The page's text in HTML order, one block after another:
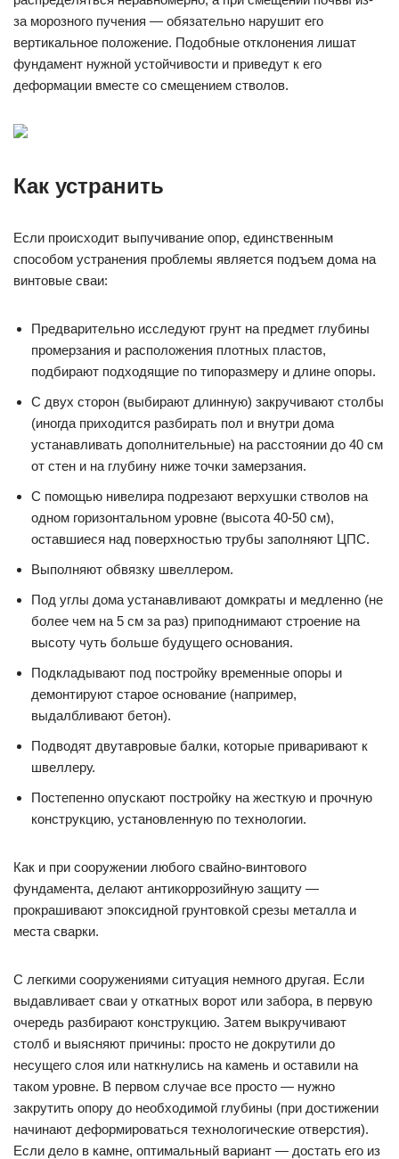
за морозного пучения — обязательно нарушит его
вертикальное положение. Подобные отклонения лишат
фундамент нужной устойчивости и приведут к его
деформации вместе со смещением стволов.
Как устранить
Если происходит выпучивание опор, единственным
способом устранения проблемы является подъем дома на
винтовые сваи:
Предварительно исследуют грунт на предмет глубины
промерзания и расположения плотных пластов,
подбирают подходящие по типоразмеру и длине опоры.
С двух сторон (выбирают длинную) закручивают столбы
(иногда приходится разбирать пол и внутри дома
устанавливать дополнительные) на расстоянии до 40 см
от стен и на глубину ниже точки замерзания.
С помощью нивелира подрезают верхушки стволов на
одном горизонтальном уровне (высота 40-50 см),
оставшиеся над поверхностью трубы заполняют ЦПС.
Выполняют обвязку швеллером.
Под углы дома устанавливают домкраты и медленно (не
более чем на 5 см за раз) приподнимают строение на
высоту чуть больше будущего основания.
Подкладывают под постройку временные опоры и
демонтируют старое основание (например,
выдалбливают бетон).
Подводят двутавровые балки, которые приваривают к
швеллеру.
Постепенно опускают постройку на жесткую и прочную
конструкцию, установленную по технологии.
Как и при сооружении любого свайно-винтового
фундамента, делают антикоррозийную защиту —
прокрашивают эпоксидной грунтовкой срезы металла и
места сварки.
С легкими сооружениями ситуация немного другая. Если
выдавливает сваи у откатных ворот или забора, в первую
очередь разбирают конструкцию. Затем выкручивают
столб и выясняют причины: просто не докрутили до
несущего слоя или наткнулись на камень и оставили на
таком уровне. В первом случае все просто — нужно
закрутить опору до необходимой глубины (при достижении
начинают деформироваться технологические отверстия).
Если дело в камне, оптимальный вариант — достать его из